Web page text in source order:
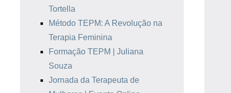
Tortella
Método TEPM: A Revolução na
Terapia Feminina
Formação TEPM | Juliana
Souza
Jornada da Terapeuta de